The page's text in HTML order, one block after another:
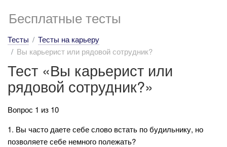
Бесплатные тесты
Тесты
Тесты на карьеру
Вы карьерист или рядовой сотрудник?
Тест «Вы карьерист или
рядовой сотрудник?»
Вопрос 1 из 10
1. Вы часто даете себе слово встать по будильнику, но
позволяете себе немного полежать?